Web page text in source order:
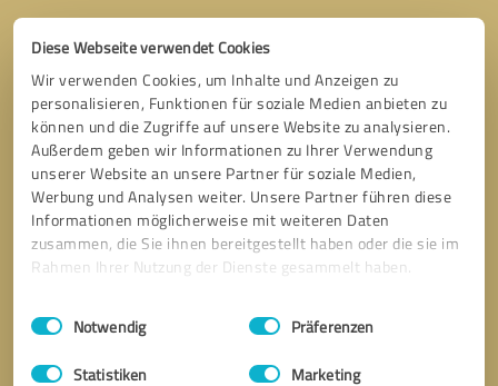
Diese Webseite verwendet Cookies
Wir verwenden Cookies, um Inhalte und Anzeigen zu
personalisieren, Funktionen für soziale Medien anbieten zu
können und die Zugriffe auf unsere Website zu analysieren.
Außerdem geben wir Informationen zu Ihrer Verwendung
unserer Website an unsere Partner für soziale Medien,
Werbung und Analysen weiter. Unsere Partner führen diese
Informationen möglicherweise mit weiteren Daten
zusammen, die Sie ihnen bereitgestellt haben oder die sie im
Rahmen Ihrer Nutzung der Dienste gesammelt haben.
Impressum Datenschutzbestimmungen
Einwilligungsauswahl
Notwendig Präferenzen
Statistiken Marketing